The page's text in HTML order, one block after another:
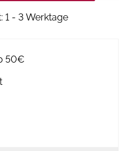
1 - 3 Werktage
50€